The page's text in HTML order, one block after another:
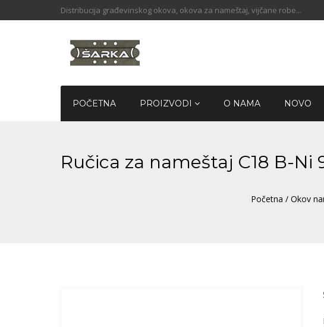
Distribucija građevinskog okova, okova za nameštaj, vijčane robe...
POČETNA PROIZVODI O NAMA NOVO
Ručica za nameštaj C18 B-
Početna / Okov